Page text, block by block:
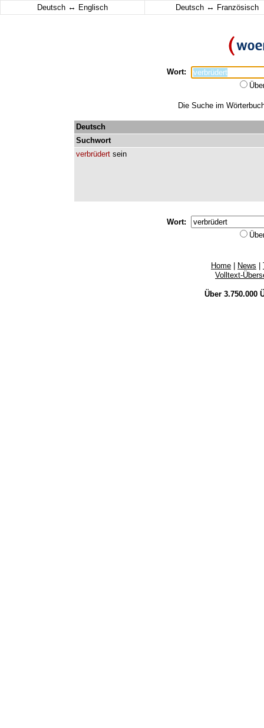
Deutsch ↔ Englisch Deutsch ↔ Französisch
Wort:
Die Suche im
Deutsch
Suchwort
verbrüdert sein
Wort:
Home News
Volltext-
Über 3.750.000